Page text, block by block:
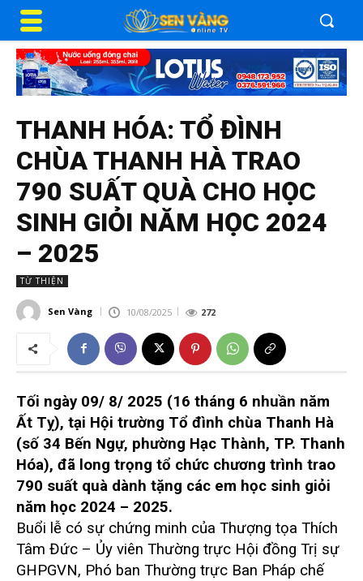
THANH HÓA: TỔ ĐÌNH
CHÙA THANH HÀ TRAO
790 SUẤT QUÀ CHO HỌC
SINH GIỎI NĂM HỌC 2024
– 2025
TỪ THIỆN
Sen Vàng 10/08/2025 272
Tối ngày 09/ 8/ 2025 (16 tháng 6 nhuần năm
Ất Tỵ), tại Hội trường Tổ đình chùa Thanh Hà
(số 34 Bến Ngự, phường Hạc Thành, TP. Thanh
Hóa), đã long trọng tổ chức chương trình trao
790 suất quà dành tặng các em học sinh giỏi
năm học 2024 – 2025.
Buổi lễ có sự chứng minh của Thượng tọa Thích
Tâm Đức – Ủy viên Thường trực Hội đồng Trị sự
GHPGVN, Phó ban Thường trực Ban Pháp chế